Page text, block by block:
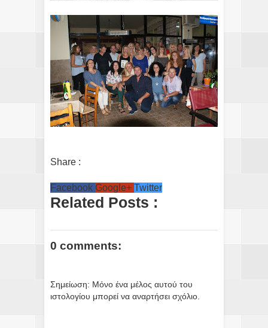
Share :
Facebook Google+ Twitter
Related Posts :
0 comments:
Σημείωση: Μόνο ένα μέλος αυτού του
ιστολογίου μπορεί να αναρτήσει σχόλιο.